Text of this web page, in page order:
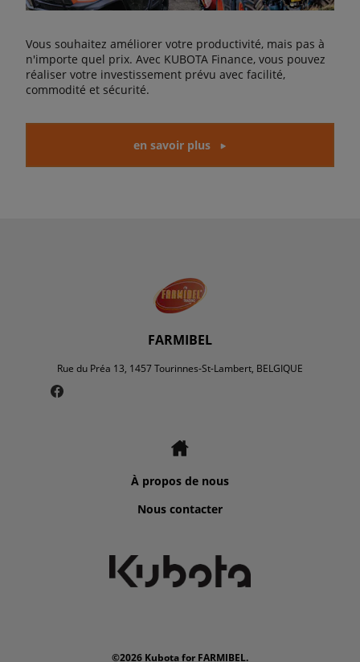
Vous souhaitez améliorer votre productivité, mais pas à
n'importe quel prix. Avec KUBOTA Finance, vous pouvez
réaliser votre investissement prévu avec facilité,
commodité et sécurité.
en savoir plus
FARMIBEL
Rue du Préa 13, 1457 Tourinnes-St-Lambert, BELGIQUE
À propos de nous
Nous contacter
©2026 Kubota for FARMIBEL.